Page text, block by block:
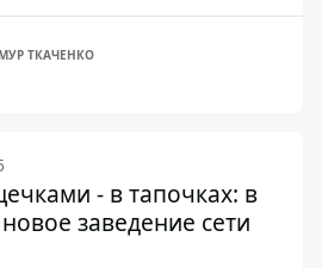
ТКАЧЕНКО
- в тапочках: в
заведение сети